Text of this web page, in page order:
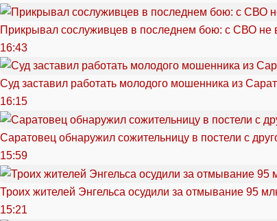
Прикрывал сослуживцев в последнем бою: с СВО не
16:43
Суд заставил работать молодого мошенника из
16:15
Саратовец обнаружил сожительницу в постели с
15:59
Троих жителей Энгельса осудили за отмывание 95
15:21